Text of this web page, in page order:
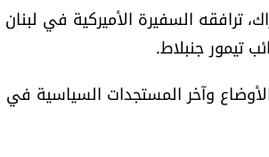
السفيرة الأميركية في
تيمور جنبلاط.
وآخر المستجدات السياسية في